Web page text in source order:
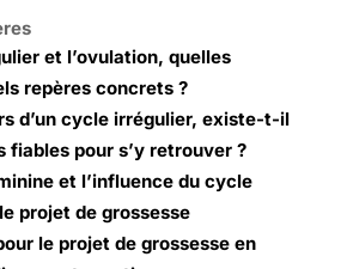
et l’ovulation, quelles
repères concrets ?
d’un cycle irrégulier, existe-t-il
fiables pour s’y retrouver ?
et l’influence du cycle
projet de grossesse
le projet de grossesse en